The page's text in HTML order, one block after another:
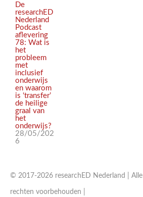
De
researchED
Nederland
Podcast
aflevering
78: Wat is
het
probleem
met
inclusief
onderwijs
en waarom
is ‘transfer’
de heilige
graal van
het
onderwijs?
28/05/202
6
© 2017-2026 researchED Nederland | Alle
rechten voorbehouden |